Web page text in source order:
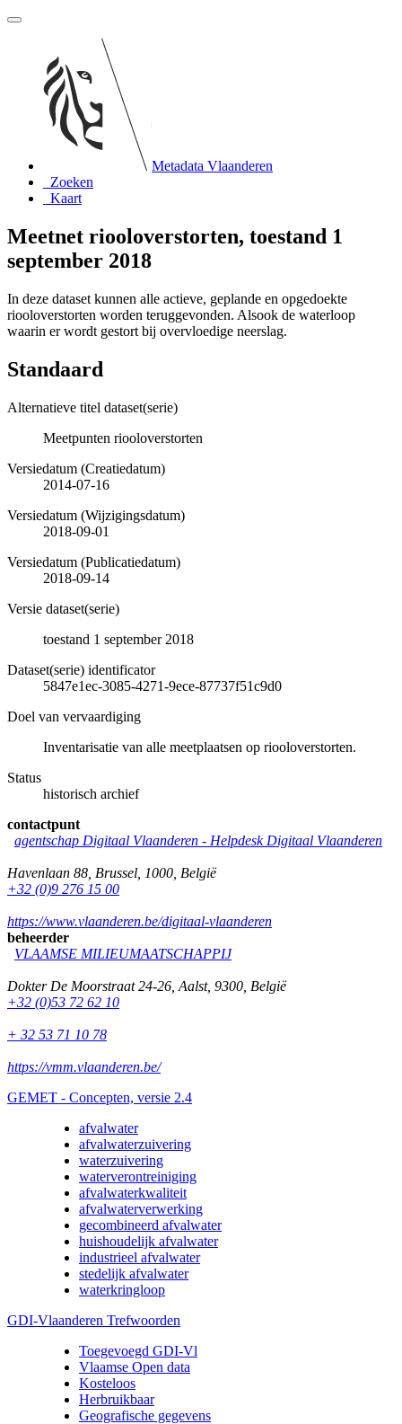
Metadata Vlaanderen
Zoeken
Kaart
Meetnet riooloverstorten, toestand 1
september 2018
In deze dataset kunnen alle actieve, geplande en opgedoekte
riooloverstorten worden teruggevonden. Alsook de waterloop
waarin er wordt gestort bij overvloedige neerslag.
Standaard
Alternatieve titel dataset(serie)
Meetpunten riooloverstorten
Versiedatum (Creatiedatum)
2014-07-16
Versiedatum (Wijzigingsdatum)
2018-09-01
Versiedatum (Publicatiedatum)
2018-09-14
Versie dataset(serie)
toestand 1 september 2018
Dataset(serie) identificator
5847e1ec-3085-4271-9ece-87737f51c9d0
Doel van vervaardiging
Inventarisatie van alle meetplaatsen op riooloverstorten.
Status
historisch archief
contactpunt
agentschap Digitaal Vlaanderen - Helpdesk Digitaal Vlaanderen
Havenlaan 88 Brussel 1000 België
+32 (0)9 276 15 00
https://www.vlaanderen.be/digitaal-vlaanderen
beheerder
VLAAMSE MILIEUMAATSCHAPPIJ
Dokter De Moorstraat 24-26 Aalst, 9300 België
+32 (0)53 72 62 10
+ 32 53 71 10 78
https://vmm.vlaanderen.be/
GEMET - Concepten, versie 2.4
afvalwater
afvalwaterzuivering
waterzuivering
waterverontreiniging
afvalwaterkwaliteit
afvalwaterverwerking
gecombineerd afvalwater
huishoudelijk afvalwater
industrieel afvalwater
stedelijk afvalwater
waterkringloop
GDI-Vlaanderen Trefwoorden
Toegevoegd GDI-Vl
Vlaamse Open data
Kosteloos
Herbruikbaar
Geografische gegevens